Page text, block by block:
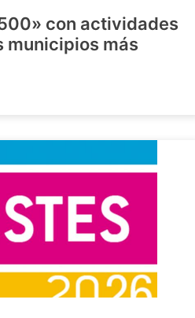
con actividades
municipios más